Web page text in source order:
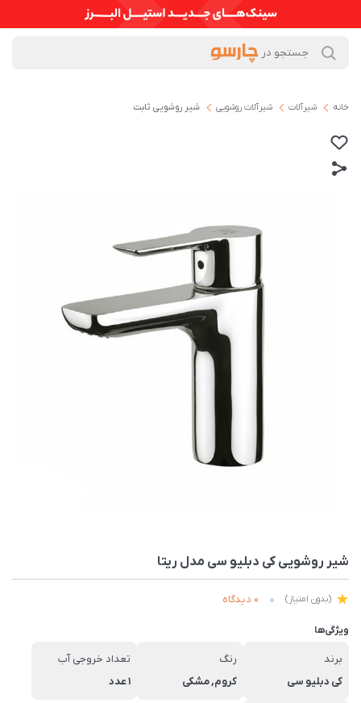
خانه شیرآلات شیرآلات روشویی شیر روشویی ثابت
شیر روشویی کی دبلیو سی مدل ریتا
(بدون امتیاز) 0 دیدگاه
ویژگی‌ها
برند
کی دبلیو سی
رنگ
کروم, مشکی
تعداد خروجی آب
1 عدد